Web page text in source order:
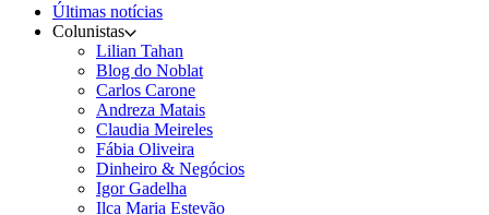
Últimas notícias
Colunistas
Lilian Tahan
Blog do Noblat
Carlos Carone
Andreza Matais
Claudia Meireles
Fábia Oliveira
Dinheiro & Negócios
Igor Gadelha
Ilca Maria Estevão